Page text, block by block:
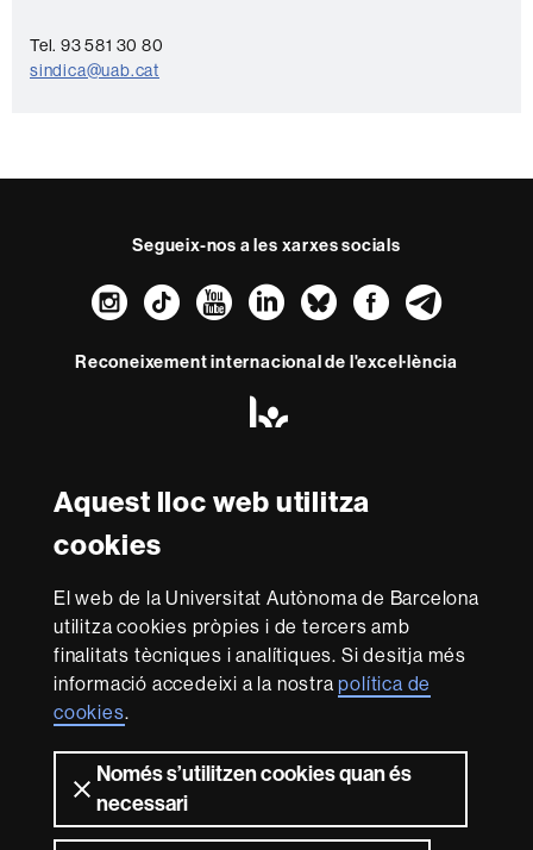
Aquest lloc web utilitza
cookies
El web de la Universitat Autònoma de Barcelona
utilitza cookies pròpies i de tercers amb
finalitats tècniques i analítiques. Si desitja més
informació accedeixi a la nostrapolítica de
cookies.
Només s’utilitzen cookies quan és
necessari
t
e
Tel. 93 581 30 80
sindica@uab.cat
Segueix-nos a les xarxes socials
Instagram
TikTokYouTube
LinkedIn
Bluesky
Reconeixement internacional de l'excel·lència
-
Euraxess
Amb el finançament de
Sobre
aquest
web
Avís legal Protecció de dades Sobre el
web
Mapa del web UAB
Som una universitat capdavantera que imparteix una
docència de qualitat i excel·lència, diversificada,
multidisciplinària i flexible, ajustada a les necessitats de
la societat i adaptada als nous models de l'Europa del
coneixement. La UAB és reconeguda internacionalment